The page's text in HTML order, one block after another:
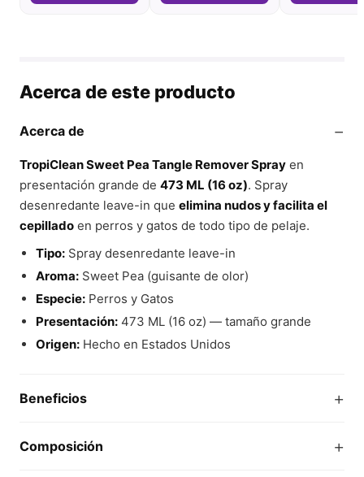
Acerca de este producto
Acerca de −
TropiClean Sweet Pea Tangle Remover Spray en
presentación grande de 473 ML (16 oz). Spray
desenredante leave-in que elimina nudos y facilita el
cepillado en perros y gatos de todo tipo de pelaje.
Tipo:Spray desenredante leave-in
Aroma:Sweet Pea (guisante de olor)
Especie:Perros y Gatos
Presentación:473 ML (16 oz) — tamaño grande
Origen:Hecho en Estados Unidos
Beneficios +
Composición +